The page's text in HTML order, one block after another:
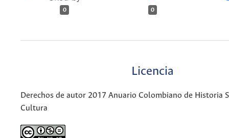
0 0
Licencia
Derechos de autor 2017 Anuario Colombiano de Historia
Cultura